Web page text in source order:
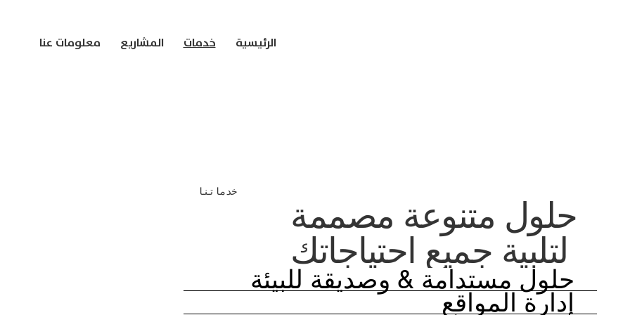
معلومات عنا المشاريع خدمات الرئيسية
خدماتنا
حلول متنوعة مصممة
لتلبية جميع احتياجاتك
حلول مستدامة & وصديقة للبيئة
إدارة المواقع